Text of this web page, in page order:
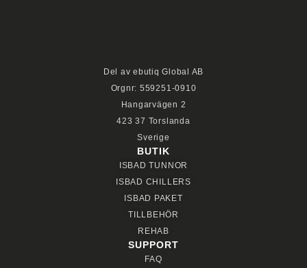
Del av ebutiq Global AB
Orgnr: 559251-0910
Hangarvägen 2
423 37 Torslanda
Sverige
BUTIK
ISBAD TUNNOR
ISBAD CHILLERS
ISBAD PAKET
TILLBEHÖR
REHAB
SUPPORT
FAQ